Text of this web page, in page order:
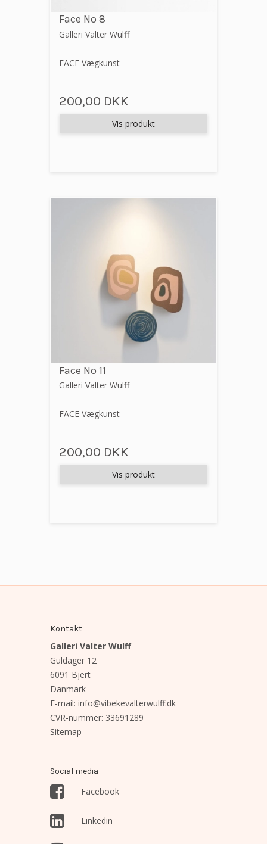
Face No 8
Galleri Valter Wulff
FACE Vægkunst
200,00 DKK
Vis produkt
Face No 11
Galleri Valter Wulff
FACE Vægkunst
200,00 DKK
Vis produkt
Kontakt
Galleri Valter Wulff
Guldager 12
6091 Bjert
Danmark
E-mail: info@vibekevalterwulff.dk
CVR-nummer: 33691289
Sitemap
Social media
Facebook
Linkedin